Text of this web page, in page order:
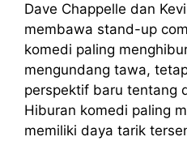
Dave Chappelle dan
membawa stand-up
komedi paling
mengundang tawa,
perspektif baru tentang
Hiburan komedi paling
memiliki daya tarik